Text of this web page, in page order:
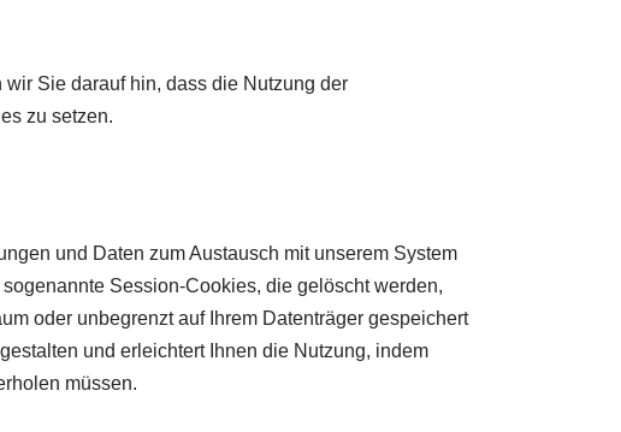
Sie darauf hin, dass die Nutzung der
zu setzen.
und Daten zum Austausch mit unserem System
Session-Cookies, die gelöscht werden,
oder unbegrenzt auf Ihrem Datenträger gespeichert
und erleichtert Ihnen die Nutzung, indem
müssen.